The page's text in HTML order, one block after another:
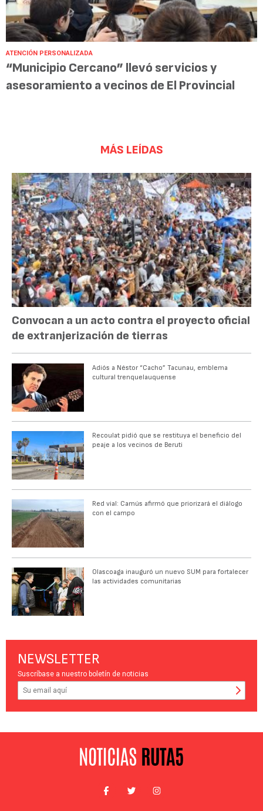
ATENCIÓN PERSONALIZADA
“Municipio Cercano” llevó servicios y
asesoramiento a vecinos de El Provincial
MÁS LEÍDAS
Convocan a un acto contra el proyecto oficial
de extranjerización de tierras
Adiós a Néstor “Cacho” Tacunau, emblema
cultural trenquelauquense
Recoulat pidió que se restituya el beneficio del
peaje a los vecinos de Beruti
Red vial: Camús afirmó que priorizará el diálogo
con el campo
Olascoaga inauguró un nuevo SUM para fortalecer
las actividades comunitarias
NEWSLETTER
Suscríbase a nuestro boletín de noticias